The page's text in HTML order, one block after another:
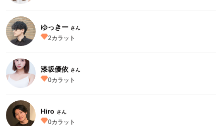
ゆっきー さん
2カラット
漆坂優依 さん
0カラット
Hiro さん
0カラット